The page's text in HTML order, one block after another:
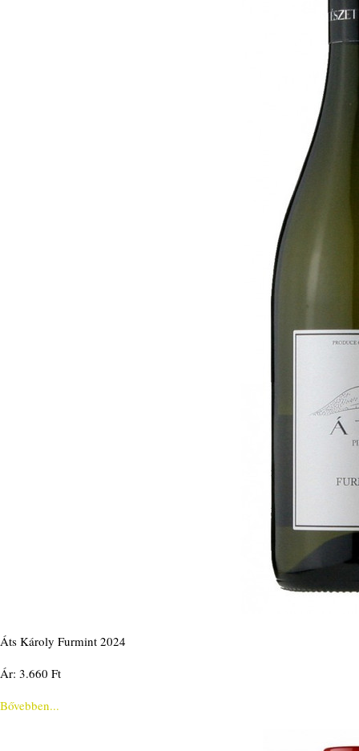
Áts Károly Furmint 2024
Ár: 3.660 Ft
Bővebben...